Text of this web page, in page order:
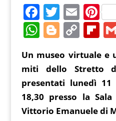
F
a
c
e
b
o
o
T
w
itt
er
E
m
ai
l
Pi
nt
er
e
st
W
at
s
A
p
Bl
g
g
er
C
p
y
Li
n
Fl
b
o
ar
d
Un museo virtuale e
miti dello Stretto
presentati lunedì
18,30 presso la
Vittorio Emanuele di